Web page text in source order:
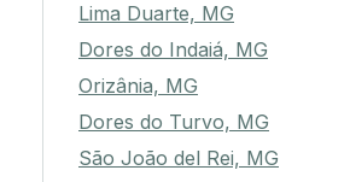
Lima Duarte, MG
Dores do Indaiá, MG
Orizânia, MG
Dores do Turvo, MG
São João del Rei, MG